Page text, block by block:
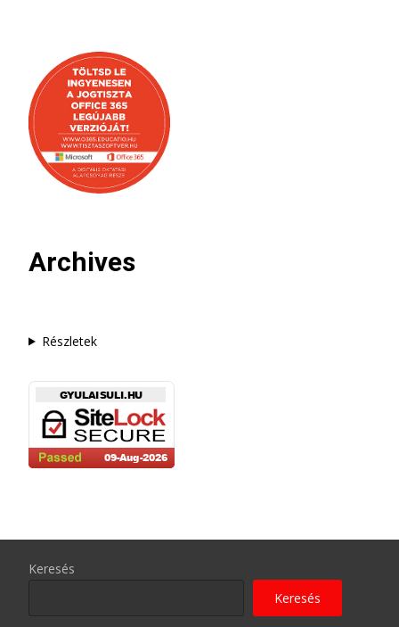
Archives
Részletek
Keresés
Keresés